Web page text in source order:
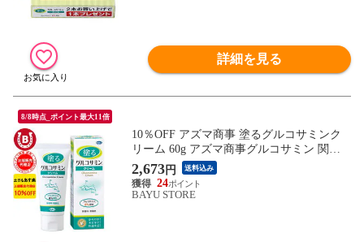
詳細を見る
8/8時点_ポイント最大11倍
10％OFF アズマ商事 塗るグルコサミンク
リーム 60g アズマ商事グルコサミン 関節
痛 膝用 肘用 クリーム 旅美人 グルコサミ
ン クリーム 無香料 旅美人クリーム アズマ
商事グルコサミンクリーム ボディクリーム
2,673円 送料込み
24
BAYU STORE